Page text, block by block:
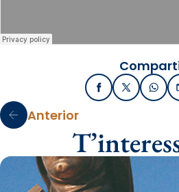
FacebookX / Twitter
Anterior